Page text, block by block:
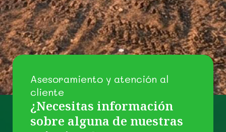
Asesoramiento y atención al
cliente
¿Necesitas información
sobre alguna de nuestras